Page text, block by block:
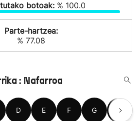
botoak: % 100.0
Parte-hartzea:
% 77.08
: Nafarroa
D E F G H